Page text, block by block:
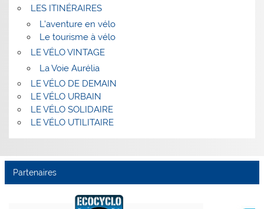
LES ITINÉRAIRES
L’aventure en vélo
Le tourisme à vélo
LE VÉLO VINTAGE
La Voie Aurélia
LE VÉLO DE DEMAIN
LE VÉLO URBAIN
LE VÉLO SOLIDAIRE
LE VÉLO UTILITAIRE
Partenaires